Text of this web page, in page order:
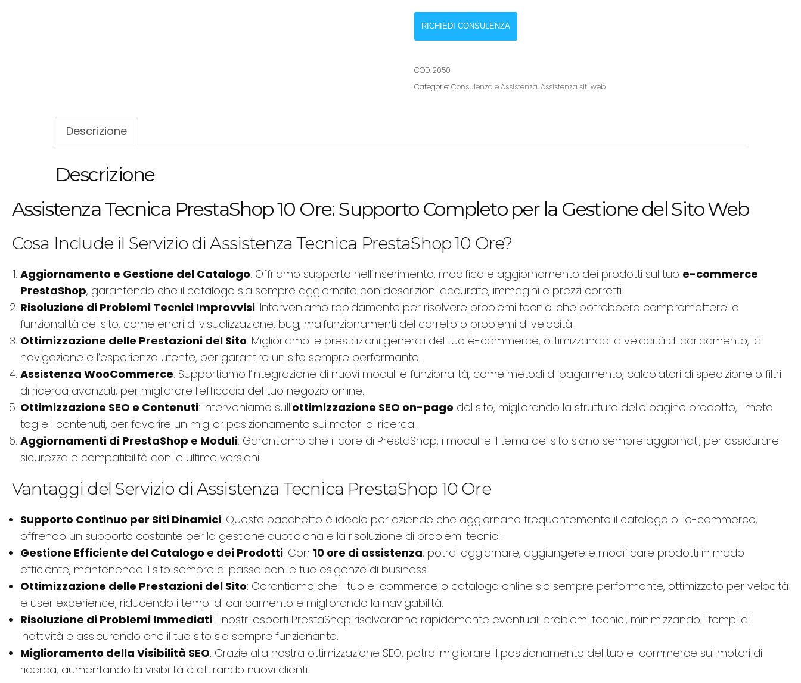
RICHIEDI CONSULENZA
COD:2050
Categorie:Consulenza e Assistenza,Assistenza siti web
Descrizione
Descrizione
Assistenza Tecnica PrestaShop 10 Ore: Supporto Completo per la Gestione del Sito Web
Cosa Include il Servizio di Assistenza Tecnica PrestaShop 10 Ore?
Aggiornamento e Gestione del Catalogo: Offriamo supporto nell’inserimento, modifica e aggiornamento dei prodotti sul tuo e-commerce
PrestaShop, garantendo che il catalogo sia sempre aggiornato con descrizioni accurate, immagini e prezzi corretti.
Risoluzione di Problemi Tecnici Improvvisi: Interveniamo rapidamente per risolvere problemi tecnici che potrebbero compromettere la
funzionalità del sito, come errori di visualizzazione, bug, malfunzionamenti del carrello o problemi di velocità.
Ottimizzazione delle Prestazioni del Sito: Miglioriamo le prestazioni generali del tuo e-commerce, ottimizzando la velocità di caricamento, la
navigazione e l’esperienza utente, per garantire un sito sempre performante.
Assistenza WooCommerce: Supportiamo l’integrazione di nuovi moduli e funzionalità, come metodi di pagamento, calcolatori di spedizione o filtri
di ricerca avanzati, per migliorare l’efficacia del tuo negozio online.
Ottimizzazione SEO e Contenuti: Interveniamo sull’ottimizzazione SEO on-page del sito, migliorando la struttura delle pagine prodotto, i meta
tag e i contenuti, per favorire un miglior posizionamento sui motori di ricerca.
Aggiornamenti di PrestaShop e Moduli: Garantiamo che il core di PrestaShop, i moduli e il tema del sito siano sempre aggiornati, per assicurare
sicurezza e compatibilità con le ultime versioni.
Vantaggi del Servizio di Assistenza Tecnica PrestaShop 10 Ore
Supporto Continuo per Siti Dinamici: Questo pacchetto è ideale per aziende che aggiornano frequentemente il catalogo o l’e-commerce,
offrendo un supporto costante per la gestione quotidiana e la risoluzione di problemi tecnici.
Gestione Efficiente del Catalogo e dei Prodotti: Con 10 ore di assistenza, potrai aggiornare, aggiungere e modificare prodotti in modo
efficiente, mantenendo il sito sempre al passo con le tue esigenze di business.
Ottimizzazione delle Prestazioni del Sito: Garantiamo che il tuo e-commerce o catalogo online sia sempre performante, ottimizzato per velocità
e user experience, riducendo i tempi di caricamento e migliorando la navigabilità.
Risoluzione di Problemi Immediati: I nostri esperti PrestaShop risolveranno rapidamente eventuali problemi tecnici, minimizzando i tempi di
inattività e assicurando che il tuo sito sia sempre funzionante.
Miglioramento della Visibilità SEO: Grazie alla nostra ottimizzazione SEO, potrai migliorare il posizionamento del tuo e-commerce sui motori di
ricerca, aumentando la visibilità e attirando nuovi clienti.